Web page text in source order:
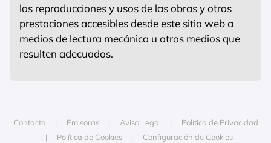
las reproducciones y usos de las obras y otras
prestaciones accesibles desde este sitio web a
medios de lectura mecánica u otros medios que
resulten adecuados.
Contacta Emisoras Aviso Legal
Política de Privacidad
Política de Cookies
Configuración de Cookies